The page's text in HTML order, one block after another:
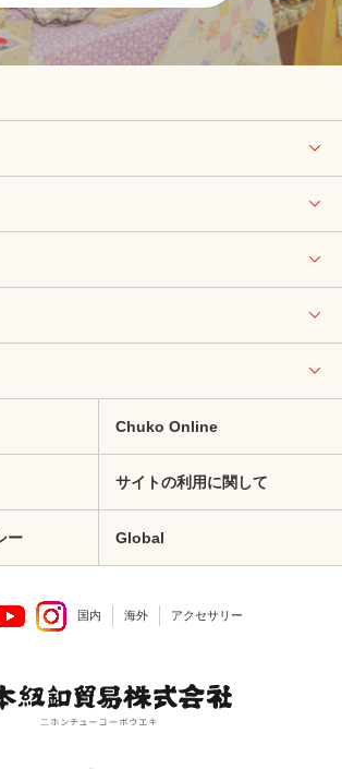
Chuko Online
サイトの利用に関して
ー Global
国内 海外 アクセサリー